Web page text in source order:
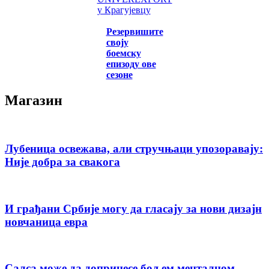
у Крагујевцу
Резервишите
своју
боемску
епизоду ове
сезоне
Магазин
Лубеница освежава, али стручњаци упозоравају:
Није добра за свакога
И грађани Србије могу да гласају за нови дизајн
новчаница евра